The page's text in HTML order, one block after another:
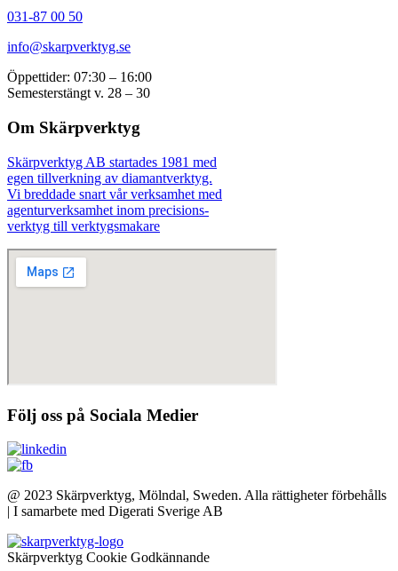
031-87 00 50
info@skarpverktyg.se
Öppettider: 07:30 – 16:00
Semesterstängt v. 28 – 30
Om Skärpverktyg
Skärpverktyg AB startades 1981 med
egen tillverkning av diamantverktyg.
Vi breddade snart vår verksamhet med
agenturverksamhet inom precisions-
verktyg till verktygsmakare
Följ oss på Sociala Medier
@ 2023 Skärpverktyg, Mölndal, Sweden. Alla rättigheter förbehålls
| I samarbete med Digerati Sverige AB
Skärpverktyg Cookie Godkännande